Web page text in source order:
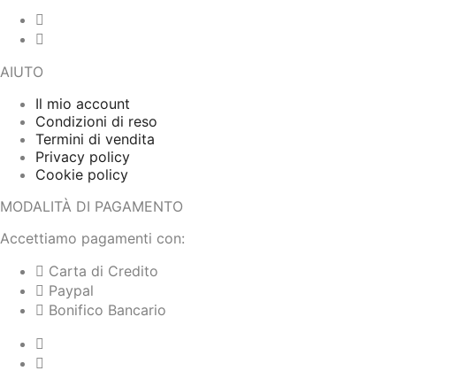
AIUTO
Il mio account
Condizioni di reso
Termini di vendita
Privacy policy
Cookie policy
MODALITÀ DI PAGAMENTO
Accettiamo pagamenti con:
Carta di Credito
Paypal
Bonifico Bancario